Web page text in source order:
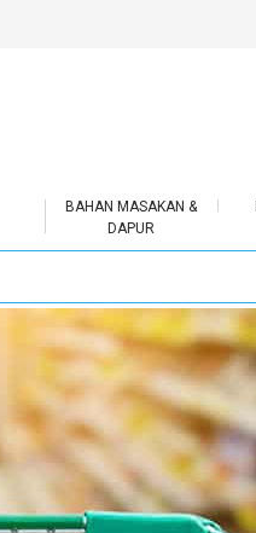
BAHAN MASAKAN &
DAPUR